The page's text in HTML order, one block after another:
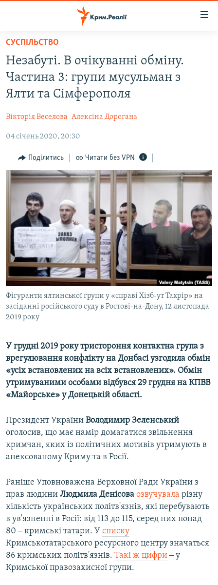
Перейти
основного
матеріалу
Перейти
до
основної
навігації
Перейти
пошуку
НОВИНИ
ВОДА.КРИМ
ВІДЕО ТА ФОТО
БЛОГИ
ПОГЛЯД
ІНТЕРВ'Ю
ВСЕ ЗА ДЕНЬ
СПЕЦПРОЕКТИ
ДЕПОРТАЦІЯ
ВІДЕОУРОКИ «ELIFBE»
СВІДЧЕННЯ ОКУПАЦІЇ
УКРАЇНСЬКА ПРОБЛЕМА КРИМУ
ІНФОГРАФІКА
ЯК ОБІЙТИ БЛОКУВАННЯ
Русский
Qırımtatar
ДОЛУЧАЙСЯ!
СУСПІЛЬСТВО
Незабуті. В очікуванні обміну.
Частина 3: групи мусульман з
Ялти та Сімферополя
Вікторія Веселова Алексіна Дорогань
04 січень 2020, 20:30
Поділитись Читати без VPN
Фігуранти ялтинської групи у «справі Хізб-ут Тахрір» на
засіданні російського суду в Ростові-на-Дону, 12 листопада
2019 року
У грудні 2019 року тристороння контактна група з
врегулювання конфлікту на Донбасі узгодила обмін
«усіх встановлених на всіх встановлених». Обмін
утримуваними особами відбувся 29 грудня на КПВВ
«Майорське» у Донецькій області.
Президент України Володимир Зеленський
оголосив, що має намір домагатися звільнення
кримчан, яких із політичних мотивів утримують в
анексованому Криму та в Росії.
Раніше Уповноважена Верховної Ради України з
прав людини Людмила Денісова озвучувала різну
кількість українських політв'язнів, які перебувають
в ув'язненні в Росії: від 113 до 115, серед них понад
80 ‒ кримські татари. У списку
Кримськотатарського ресурсного центру значаться
86 кримських політв'язнів. Такі ж цифри‒ у
Кримської правозахисної групи.